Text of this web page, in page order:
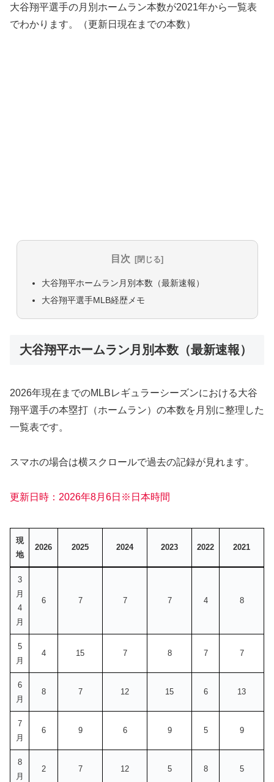
大谷翔平選手の月別ホームラン本数が2021年から一覧表
でわかります。（更新日現在までの本数）
目次
大谷翔平ホームラン月別本数（最新速報）
大谷翔平選手MLB経歴メモ
大谷翔平ホームラン月別本数（最新速報）
2026年現在までのMLBレギュラーシーズンにおける大谷
翔平選手の本塁打（ホームラン）の本数を月別に整理した
一覧表です。
スマホの場合は横スクロールで過去の記録が見れます。
更新日時：2026年8月6日※ 日本時間
現
地
2026 2025 2024 2023 2022 2021
現
地
3
月
4
月
6 7 7 7 4 8
5
月
4 15 7 8 7 7
6
月
8 7 12 15 6 13
7
月
6 9 6 9 5 9
8
月
2 7 12 5 8 5